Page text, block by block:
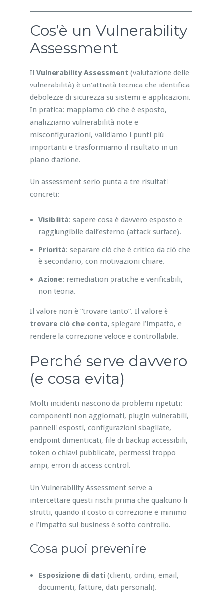
Cos’è un Vulnerability
Assessment
Il Vulnerability Assessment (valutazione delle
vulnerabilità) è un’attività tecnica che identifica
debolezze di sicurezza su sistemi e applicazioni.
In pratica: mappiamo ciò che è esposto,
analizziamo vulnerabilità note e
misconfigurazioni, validiamo i punti più
importanti e trasformiamo il risultato in un
piano d’azione.
Un assessment serio punta a tre risultati
concreti:
Visibilità: sapere cosa è davvero esposto e
raggiungibile dall’esterno (attack surface).
Priorità: separare ciò che è critico da ciò che
è secondario, con motivazioni chiare.
Azione: remediation pratiche e verificabili,
non teoria.
Il valore non è “trovare tanto”. Il valore è
trovare ciò che conta, spiegare l’impatto, e
rendere la correzione veloce e controllabile.
Perché serve davvero
(e cosa evita)
Molti incidenti nascono da problemi ripetuti:
componenti non aggiornati, plugin vulnerabili,
pannelli esposti, configurazioni sbagliate,
endpoint dimenticati, file di backup accessibili,
token o chiavi pubblicate, permessi troppo
ampi, errori di access control.
Un Vulnerability Assessment serve a
intercettare questi rischi prima che qualcuno li
sfrutti, quando il costo di correzione è minimo
e l’impatto sul business è sotto controllo.
Cosa puoi prevenire
Esposizione di dati(clienti, ordini, email,
documenti, fatture, dati personali).